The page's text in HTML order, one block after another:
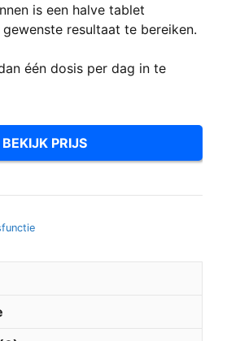
is een halve tablet
resultaat te bereiken.
één dosis per dag in te
BEKIJK PRIJS